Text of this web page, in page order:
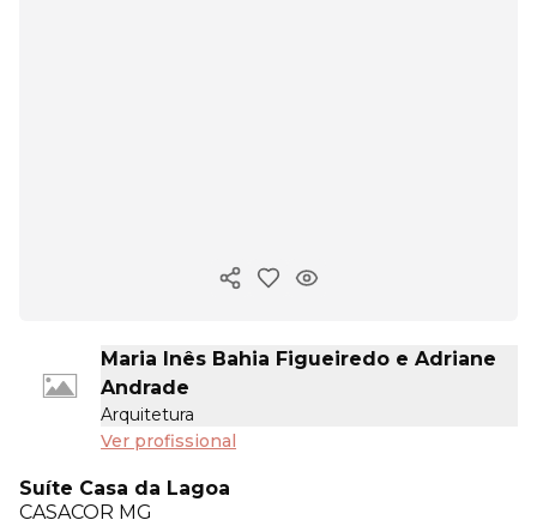
Copiar link
Maria Inês Bahia Figueiredo e Adriane
Andrade
Arquitetura
Ver profissional
Suíte Casa da Lagoa
CASACOR MG